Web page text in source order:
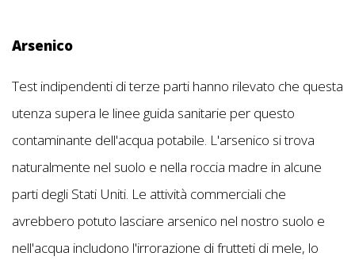
Arsenico
Test indipendenti di terze parti hanno rilevato che questa
utenza supera le linee guida sanitarie per questo
contaminante dell'acqua potabile. L'arsenico si trova
naturalmente nel suolo e nella roccia madre in alcune
parti degli Stati Uniti. Le attività commerciali che
avrebbero potuto lasciare arsenico nel nostro suolo e
nell'acqua includono l'irrorazione di frutteti di mele, lo